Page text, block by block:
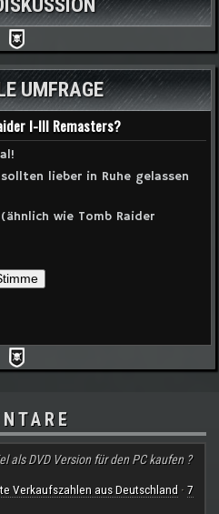
UMFRAGE
I-III Remasters?
lieber in Ruhe gelassen
wie Tomb Raider
als DVD Version für den PC kaufen ?
Verkaufszahlen aus Deutschland · 7